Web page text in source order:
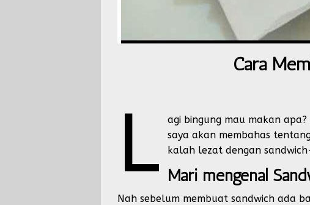
Cara
L
agi bingung mau makan
saya akan membahas
kalah lezat dengan
Mari mengenal
Nah sebelum membuat sandwich ada